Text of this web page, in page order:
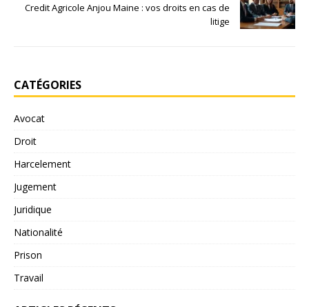
Credit Agricole Anjou Maine : vos droits en cas de
litige
CATÉGORIES
Avocat
Droit
Harcelement
Jugement
Juridique
Nationalité
Prison
Travail